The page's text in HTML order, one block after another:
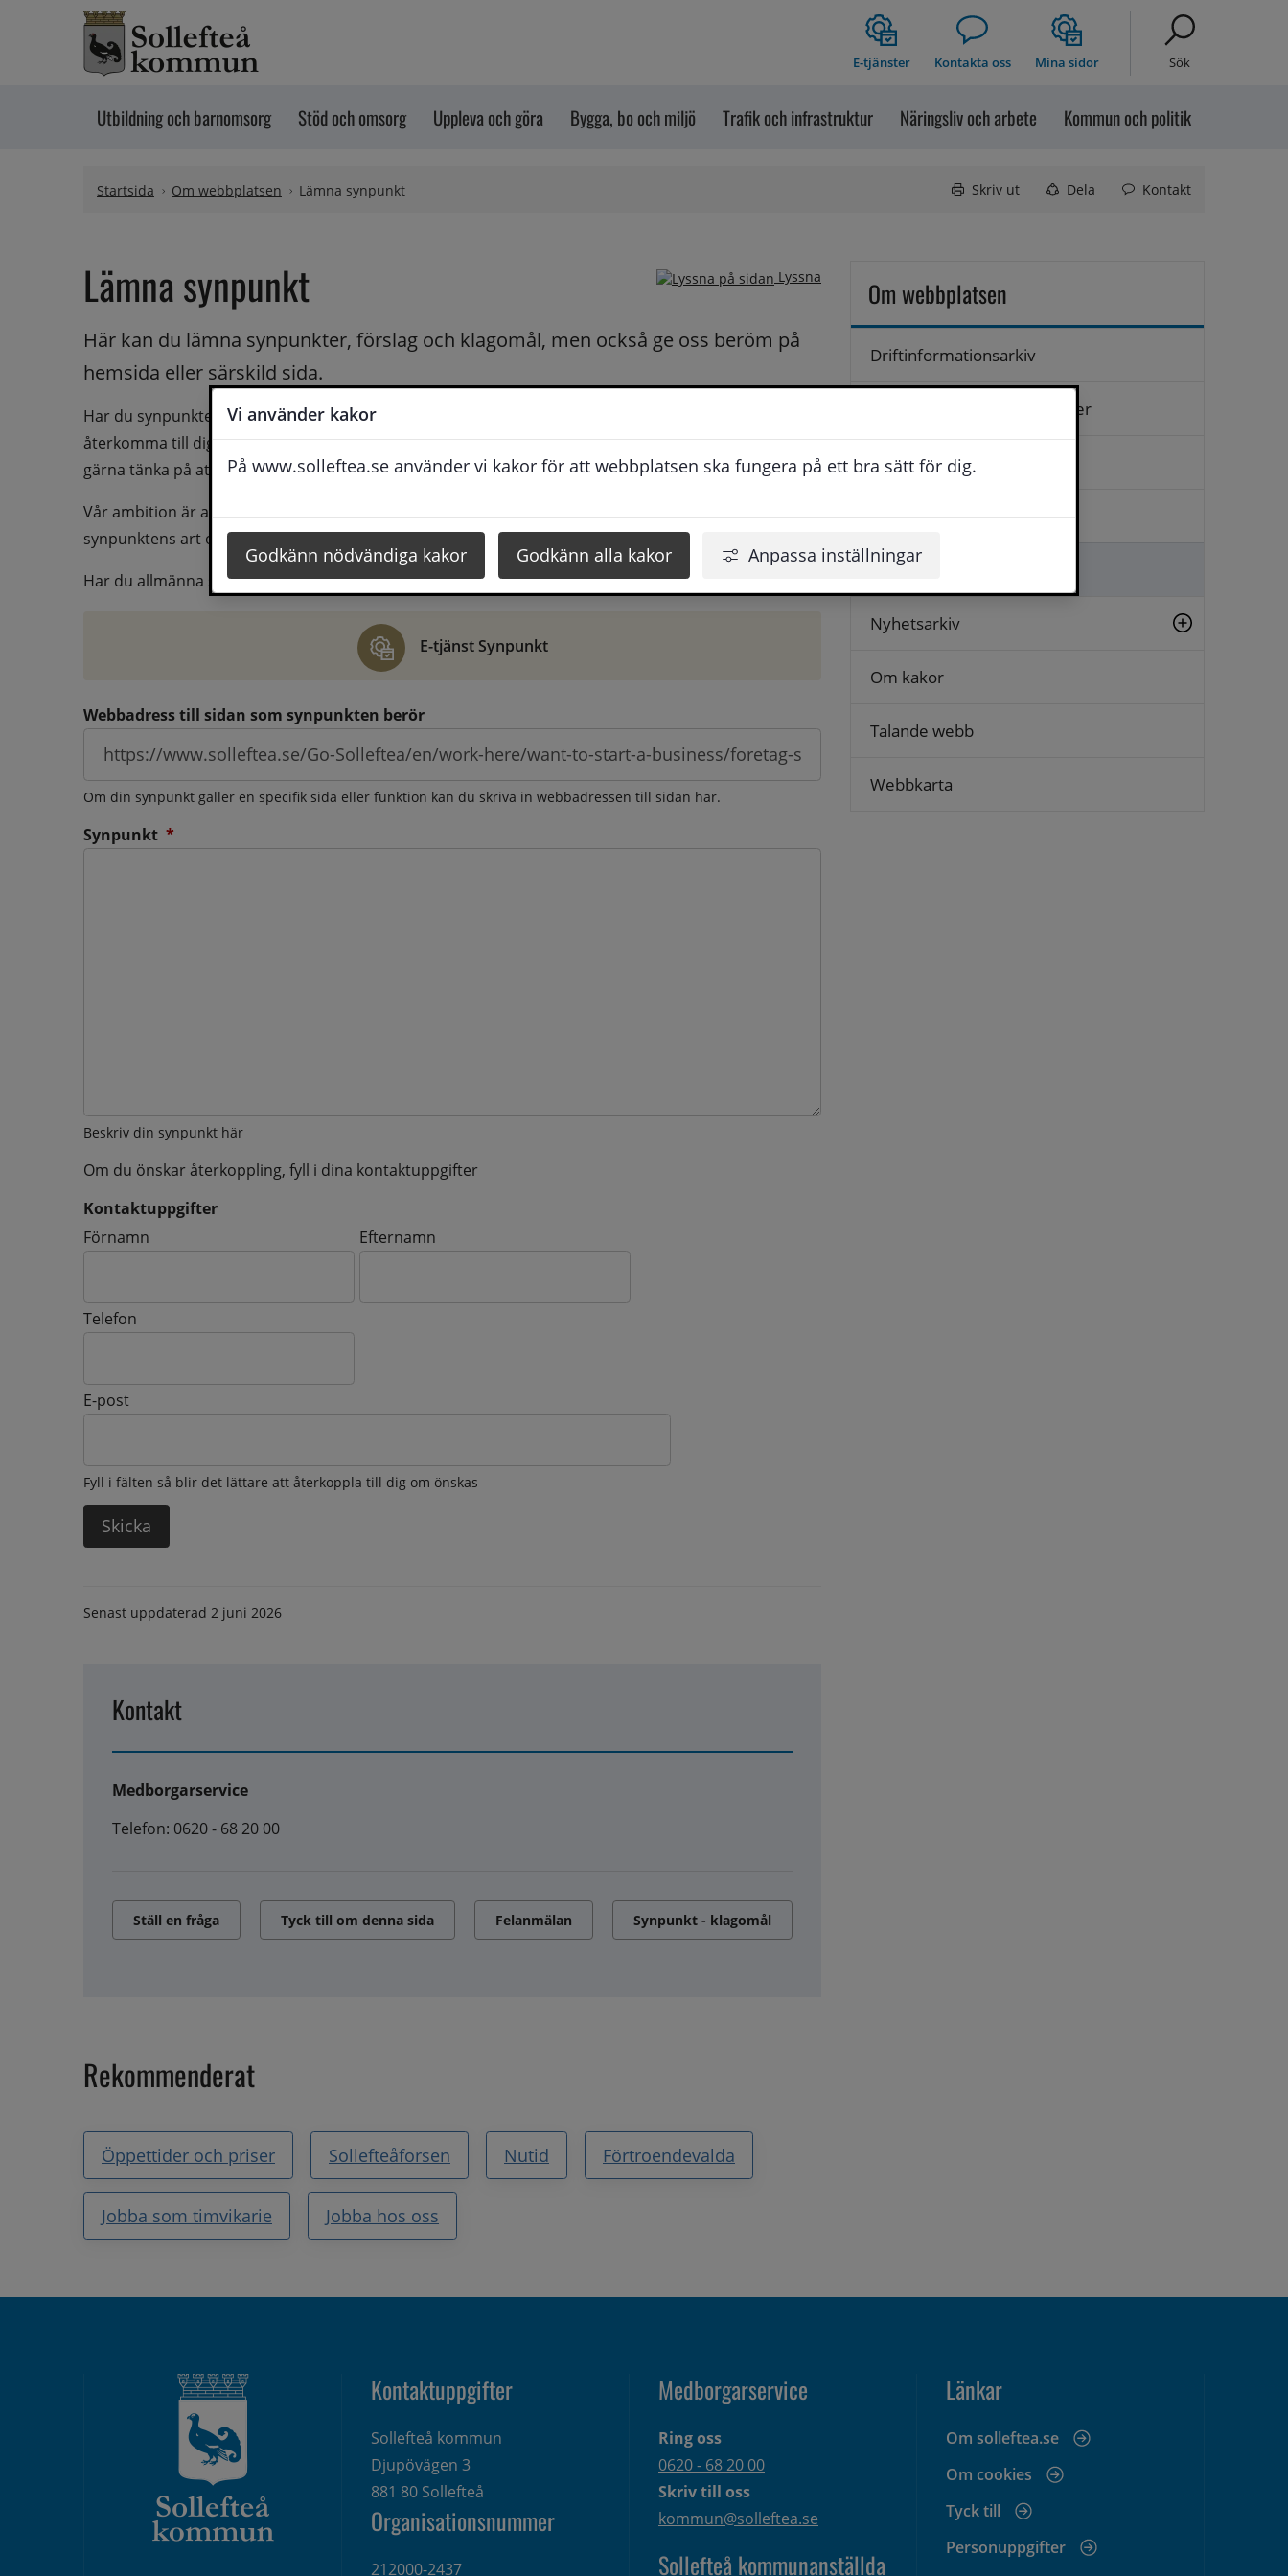
Vi använder kakor
På www.solleftea.se använder vi kakor för att webbplatsen ska fungera på ett bra sätt för dig.
Godkänn nödvändiga kakor Godkänn alla kakor Anpassa inställningar
Hoppa till innehåll
E-tjänster Kontakta oss Mina sidor Sök
Utbildning och barnomsorg Stöd och omsorg Uppleva och göra Bygga, bo och miljö Trafik och infrastruktur Näringsliv och arbete Kommun och politik
Startsida Om webbplatsen Lämna synpunkt Skriv ut Dela Kontakt
Lyssna
Lämna synpunkt
Här kan du lämna synpunkter, förslag och klagomål, men också ge oss beröm på
hemsida eller särskild sida.
Har du synpunkter på webbplatsen kan du skicka in dem via formuläret nedanför. Vill du att vi ska
återkomma till dig behöver du även fylla i dina kontaktuppgifter. När du skriver in din synpunkt får du
gärna tänka på att vara så tydlig som möjligt för att vi ska kunna hjälpa dig bättre.
Vår ambition är att besvara synpunkter så snart som möjligt, men svarstiden beror givetvis på
synpunktens art och omfång.
Har du allmänna synpunkter, klagomål eller beröm gör du det via e-tjänsten Synpunkt
E-tjänst Synpunkt
Webbadress till sidan som synpunkten berör
Om din synpunkt gäller en specifik sida eller funktion kan du skriva in webbadressen till sidan här.
Synpunkt *
Beskriv din synpunkt här
Om du önskar återkoppling, fyll i dina kontaktuppgifter
Kontaktuppgifter
Kontaktuppgifter
Förnamn Efternamn
Telefon
E-post
Fyll i fälten så blir det lättare att återkoppla till dig om önskas
Senast uppdaterad 2 juni 2026
Kontakt
Medborgarservice
Telefon: 0620 - 68 20 00
Ställ en fråga Tyck till om denna sida Felanmälan Synpunkt - klagomål
Rekommenderat
Öppettider och priser Sollefteåforsen Nutid Förtroendevalda
Jobba som timvikarie Jobba hos oss
Om webbplatsen
Driftinformationsarkiv
Hantering av personuppgifter
Kontakta oss
Logga in
Lämna synpunkt
Nyhetsarkiv
Om kakor
Talande webb
Webbkarta
Kontaktuppgifter
Sollefteå kommun
Djupövägen 3
881 80 Sollefteå
Organisationsnummer
212000-2437
Medborgarservice
Ring oss
0620 - 68 20 00
Skriv till oss
kommun@solleftea.se
Sollefteå kommunanställda
Länkar
Om solleftea.se
Om cookies
Tyck till
Personuppgifter